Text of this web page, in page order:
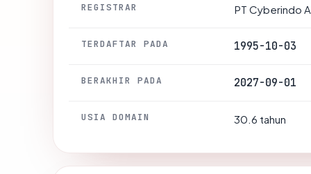
REGISTRAR PT Cyberindo
TERDAFTAR PADA 1995-10-03
BERAKHIR PADA 2027-09-01
USIA DOMAIN 30.6 tahun